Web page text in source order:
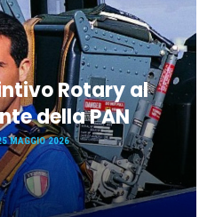
Rotary al
della PAN
MAGGIO 2026